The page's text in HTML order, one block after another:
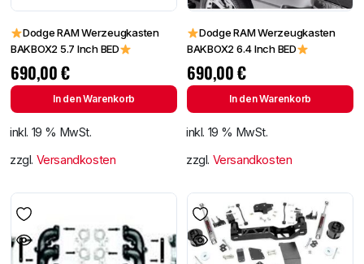
Dodge RAM Werzeugkasten
BAKBOX2 5.7 Inch BED
690,00€
In den Warenkorb
inkl. 19 % MwSt.
zzgl. Versandkosten
Dodge RAM Werzeugkasten
BAKBOX2 6.4 Inch BED
690,00€
In den Warenkorb
inkl. 19 % MwSt.
zzgl. Versandkosten